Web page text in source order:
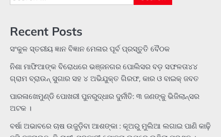
for:
Recent Posts
ସଂକୁଳ ସ୍ତରୀୟ ଜ୍ଞାନ ବିଜ୍ଞାନ ମେଳାର ପୂର୍ବ ପ୍ରସ୍ତୁତି ବୈଠକ
ନିଶା ମାଫିଆଙ୍କ ବିରୋଧରେ ଭଞ୍ଜନଗର ପୋଲିସର ବଡ଼ ସଫଳତା୪୪
ଗ୍ରାମ ବ୍ରାଉନ୍ ସୁଗାର ସହ ୪ ଅଭିଯୁକ୍ତ ଗିରଫ, କାର ଓ ବାଇକ୍ ଜବତ
ପାରଳାଖେମୁଣ୍ଡି ପୋଖରୀ ପୁନରୁଦ୍ଧାର ଦୁର୍ନୀତି: ୩ ଜଣଙ୍କୁ ଭିଜିଲାନ୍ସର
ଅଟକ ।
ବର୍ଷା ଅଭାବରେ ଚାଷ ଉଜୁଡ଼ିବା ଆଶଙ୍କା : କୂଅରୁ ମୁଲିଆ ଲଗାଇ ପାଣି କାଢ଼ି